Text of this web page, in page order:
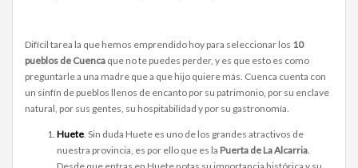
Difícil tarea la que hemos emprendido hoy para seleccionar los 10
pueblos de Cuenca que no te puedes perder, y es que esto es como
preguntarle a una madre que a que hijo quiere más. Cuenca cuenta con
un sinfín de pueblos llenos de encanto por su patrimonio, por su enclave
natural, por sus gentes, su hospitabilidad y por su gastronomía.
Huete . Sin duda Huete es uno de los grandes atractivos de
nuestra provincia, es por ello que es la Puerta de La Alcarria